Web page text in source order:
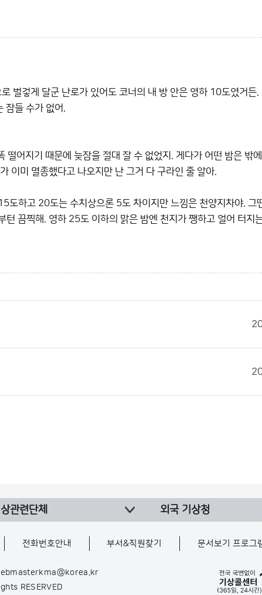
벌겋게 달군 난로가 있어도 코너의 내 방 안은 영하 10도였거든.
잠들 수가 없어.
어지기 때문에 늦잠을 절대 잘 수 없었지. 게다가 어떤 밤은 밖
이미 멸종했다고 나오지만 난 그거 다 구라인 줄 알아.
도하고 20도는 수치상으론 5도 차이지만 느낌은 천양지차야. 그
끔찍해. 영하 25도 이하의 맑은 밤엔 천지가 쨍하고 얼어 터지
관련단체 외국 기상청
전화번호안내 부서&직원찾기 문서보기 프로그
RESERVED